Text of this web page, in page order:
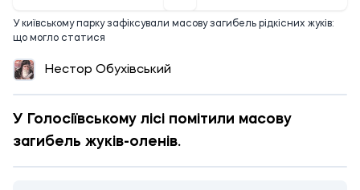
У київському парку зафіксували масову загибель рідкісних жуків:
що могло статися
Нестор Обухівський
У Голосіївському лісі помітили масову
загибель жуків-оленів.